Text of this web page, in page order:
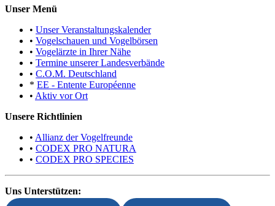
Unser Menü
• Unser Veranstaltungskalender
• Vogelschauen und Vogelbörsen
• Vogelärzte in Ihrer Nähe
• Termine unserer Landesverbände
• C.O.M. Deutschland
* EE - Entente Européenne
• Aktiv vor Ort
Unsere Richtlinien
• Allianz der Vogelfreunde
• CODEX PRO NATURA
• CODEX PRO SPECIES
Uns Unterstützen: